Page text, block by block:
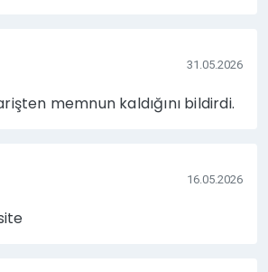
31.05.2026
memnun kaldığını bildirdi.
16.05.2026